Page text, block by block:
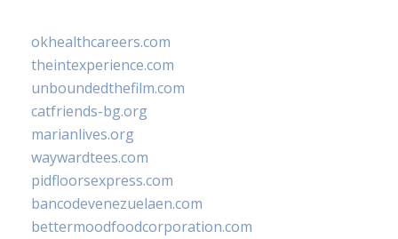
okhealthcareers.com
theintexperience.com
unboundedthefilm.com
catfriends-bg.org
marianlives.org
waywardtees.com
pidfloorsexpress.com
bancodevenezuelaen.com
bettermoodfoodcorporation.com